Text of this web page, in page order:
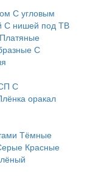
С угловым
С нишей под ТВ
Платяные
С
С
оракал
Тёмные
Красные